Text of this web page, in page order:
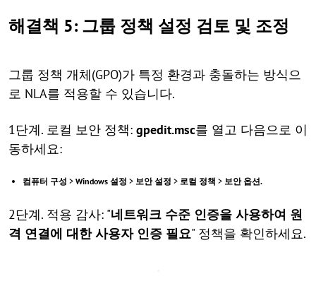
해결책 5: 그룹 정책 설정 검토 및 조정
그룹 정책 개체(GPO)가 특정 환경과 충돌하는 방식으
로 NLA를 적용할 수 있습니다.
1단계. 로컬 보안 정책: gpedit.msc를 열고 다음으로 이
동하세요:
컴퓨터 구성 > Windows 설정 > 보안 설정 > 로컬 정책 > 보안 옵션.
2단계. 적용 감사: "네트워크 수준 인증을 사용하여 원
격 연결에 대한 사용자 인증 필요" 정책을 확인하세요.